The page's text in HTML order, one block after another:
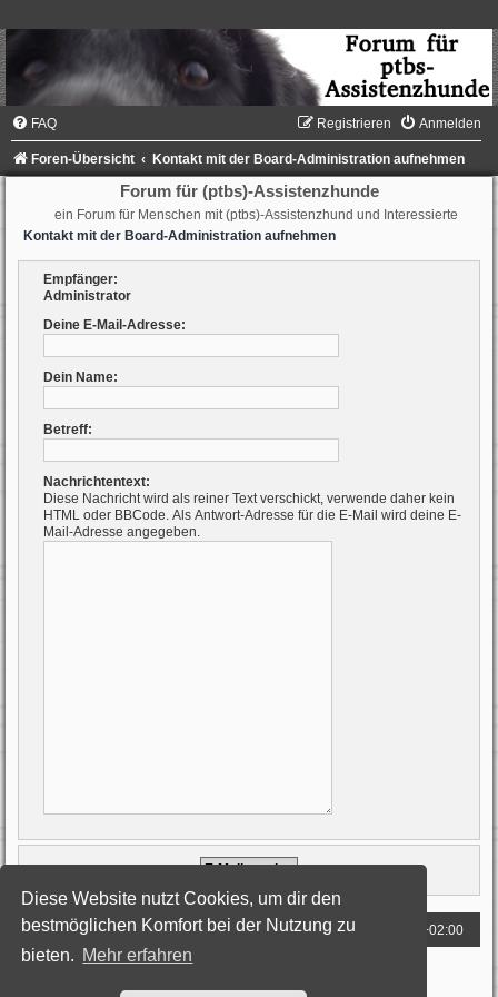
Diese Website nutzt Cookies, um dir den
bestmöglichen Komfort bei der Nutzung zu
bieten. Mehr erfahren
FAQ Anmelden
Registrieren
Foren-Übersicht Kontakt mit der Board-Administration aufnehmen
Forum für (ptbs)-Assistenzhunde
ein Forum für Menschen mit (ptbs)-Assistenzhund und Interessierte
Kontakt mit der Board-Administration aufnehmen
Empfänger:
Administrator
Deine E-Mail-Adresse:
Dein Name:
Betreff:
Nachrichtentext:
Diese Nachricht wird als reiner Text verschickt, verwende daher kein
HTML oder BBCode. Als Antwort-Adresse für die E-Mail wird deine E-
Mail-Adresse angegeben.
Foren-Übersicht Alle Zeiten sind UTC+02:00
Deutsche Übersetzung durchphpBB.de